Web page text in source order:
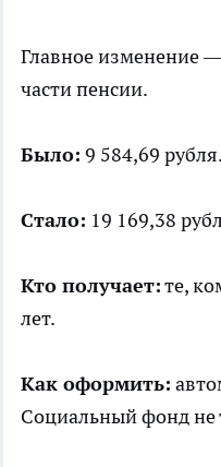
Главное изменение
части пенсии.
Было: 9 584,69 рубля.
Стало: 19 169,38
Кто получает:те,
лет.
Как оформить:
Социальный фонд не